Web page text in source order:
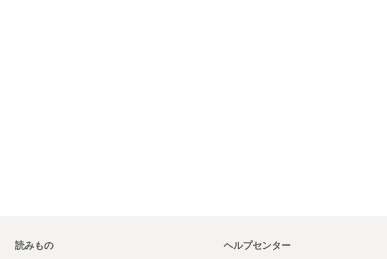
読みもの ヘルプセンター